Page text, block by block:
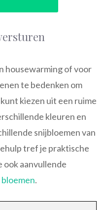
housewarming of voor
te bedenken om
kiezen uit een ruime
kleuren en
snijbloemen van
tref je praktische
ook aanvullende
.